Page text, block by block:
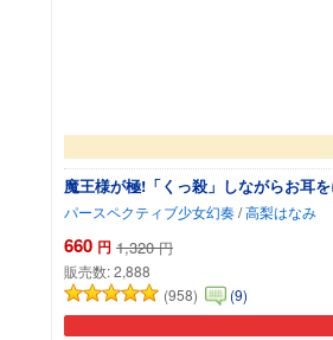
魔王様が極!「くっ殺」しながらお耳
パースペクティブ少女幻奏/高梨はなみ
660 円 1,320 円
販売数:2,888
(958)
(9)